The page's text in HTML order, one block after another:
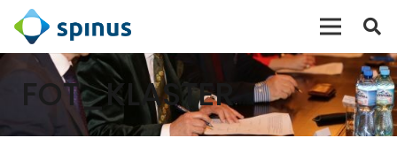
FOT_KLASTER